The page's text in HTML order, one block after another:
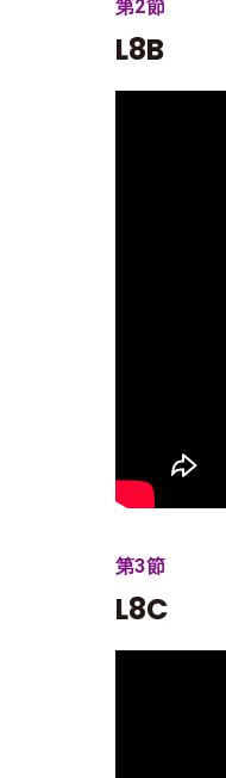
第2節
L8B
第3節
L8C